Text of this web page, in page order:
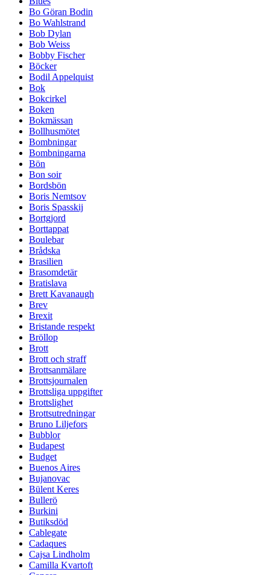
Bo Göran Bodin
Bo Wahlstrand
Bob Dylan
Bob Weiss
Bobby Fischer
Böcker
Bodil Appelquist
Bok
Bokcirkel
Boken
Bokmässan
Bollhusmötet
Bombningar
Bombningarna
Bön
Bon soir
Bordsbön
Boris Nemtsov
Boris Spasskij
Bortgjord
Borttappat
Boulebar
Brådska
Brasilien
Brasomdetär
Bratislava
Brett Kavanaugh
Brev
Brexit
Bristande respekt
Bröllop
Brott
Brott och straff
Brottsanmälare
Brottsjournalen
Brottsliga uppgifter
Brottslighet
Brottsutredningar
Bruno Liljefors
Bubblor
Budapest
Budget
Buenos Aires
Bujanovac
Bülent Keres
Bullerö
Burkini
Butiksdöd
Cablegate
Cadaques
Cajsa Lindholm
Camilla Kvartoft